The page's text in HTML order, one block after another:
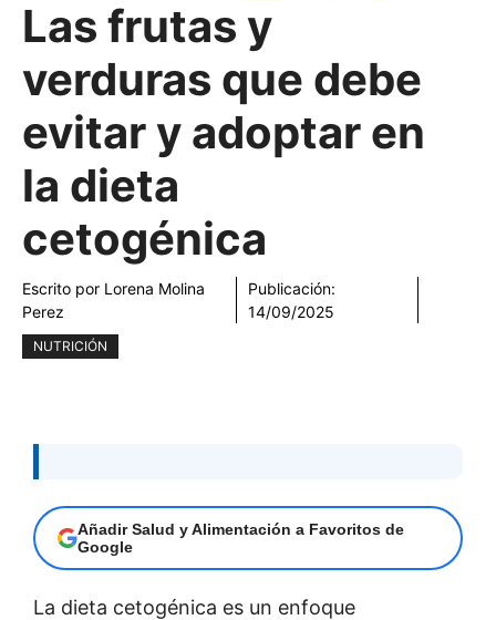
Las frutas y
verduras que debe
evitar y adoptar en
la dieta
cetogénica
Escrito por Lorena Molina
Perez
Publicación:
14/09/2025
NUTRICIÓN
Añadir Salud y Alimentación a Favoritos de
Google
La dieta cetogénica es un enfoque